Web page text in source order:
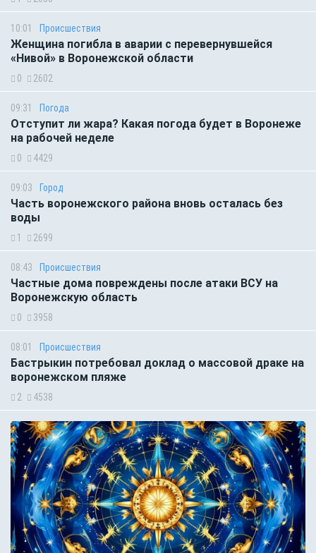
10:01 Происшествия
Женщина погибла в аварии с перевернувшейся
«Нивой» в Воронежской области
0 2602
09:31 Погода
Отступит ли жара? Какая погода будет в Воронеже
на рабочей неделе
0 4429
09:03 Город
Часть воронежского района вновь осталась без
воды
1 2699
08:43 Происшествия
Частные дома повреждены после атаки ВСУ на
Воронежскую область
0 3958
08:01 Происшествия
Бастрыкин потребовал доклад о массовой драке на
воронежском пляже
2 4538